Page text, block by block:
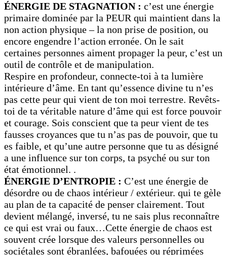
ÉNERGIE DE STAGNATION : c’est une énergie
primaire dominée par la PEUR qui maintient dans la
non action physique – la non prise de position, ou
encore engendre l’action erronée. On le sait
certaines personnes aiment propager la peur, c’est un
outil de contrôle et de manipulation.
Respire en profondeur, connecte-toi à ta lumière
intérieure d’âme. En tant qu’essence divine tu n’es
pas cette peur qui vient de ton moi terrestre. Revêts-
toi de ta véritable nature d’âme qui est force pouvoir
et courage. Sois conscient que ta peur vient de tes
fausses croyances que tu n’as pas de pouvoir, que tu
es faible, et qu’une autre personne que tu as désigné
a une influence sur ton corps, ta psyché ou sur ton
état émotionnel. .
ÉNERGIE D’ENTROPIE : C’est une énergie de
désordre ou de chaos intérieur / extérieur. qui te gèle
au plan de ta capacité de penser clairement. Tout
devient mélangé, inversé, tu ne sais plus reconnaître
ce qui est vrai ou faux…Cette énergie de chaos est
souvent crée lorsque des valeurs personnelles ou
sociétales sont ébranlées, bafouées ou réprimées